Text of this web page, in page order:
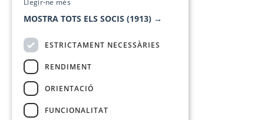
Llegir-ne més
MOSTRA TOTS ELS SOCIS (1913) →
ESTRICTAMENT NECESSÀRIES
RENDIMENT
ORIENTACIÓ
FUNCIONALITAT